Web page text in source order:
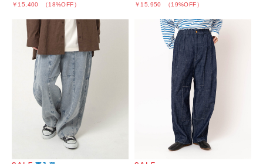
￥15,400 （18%OFF） ￥15,950 （19%OFF）